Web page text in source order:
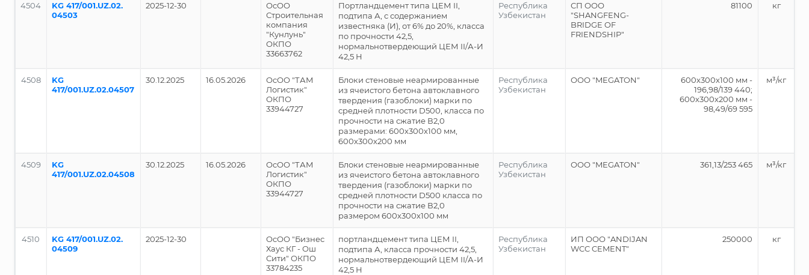
4504
KG 417/001.UZ.02.
04503
2025-12-30
ОсОО
Строительная
компания
"Кунлунь"
ОКПО
33663762
Портландцемент типа ЦЕМ II,
подтипа А, с содержанием
известняка (И), от 6% до 20%, класса
по прочности 42,5,
нормальнотвердеющий ЦЕМ II/А-И
42,5 Н
Республика
Узбекистан
СП ООО
"SHANGFENG-
BRIDGE OF
FRIENDSHIP"
81100 кг
4508
KG
417/001.UZ.02.04507
30.12.2025 16.05.2026
ОсОО "ТАМ
Логистик"
ОКПО
33944727
Блоки стеновые неармированные
из ячеистого бетона автоклавного
твердения (газоблоки) марки по
средней плотности D500, класса по
прочности на сжатие В2,0
размерами: 600х300х100 мм,
600х300х200 мм
Республика
Узбекистан
ООО "MEGATON"
600х300х100 мм -
196,98/139 440;
600х300х200 мм -
98,49/69 595
м³/кг
4509
KG
417/001.UZ.02.04508
30.12.2025 16.05.2026
ОсОО "ТАМ
Логистик"
ОКПО
33944727
Блоки стеновые неармированные
из ячеистого бетона автоклавного
твердения (газоблоки) марки по
средней плотности D500 класса по
прочности на сжатие В2,0
размером 600х300х100 мм
Республика
Узбекистан
ООО "MEGATON" 361,13/253 465 м³/кг
4510
KG 417/001.UZ.02.
04509
2025-12-30
ОсОО "Бизнес
Хаус КГ - Ош
Сити" ОКПО
33784235
портландцемент типа ЦЕМ II,
подтипа А, класса прочности 42,5,
нормальнотвердеющий ЦЕМ II/А-И
42,5 Н
Республика
Узбекистан
ИП ООО "ANDIJAN
WCC CEMENT"
250000 кг